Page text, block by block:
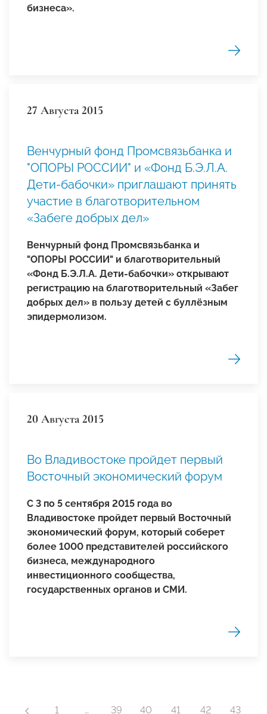
бизнеса».
27 Августа 2015
Венчурный фонд Промсвязьбанка и
"ОПОРЫ РОССИИ" и «Фонд Б.Э.Л.А.
Дети-бабочки» приглашают принять
участие в благотворительном
«Забеге добрых дел»
Венчурный фонд Промсвязьбанка и
"ОПОРЫ РОССИИ" и благотворительный
«Фонд Б.Э.Л.А. Дети-бабочки» открывают
регистрацию на благотворительный «Забег
добрых дел» в пользу детей с буллёзным
эпидермолизом.
20 Августа 2015
Во Владивостоке пройдет первый
Восточный экономический форум
С 3 по 5 сентября 2015 года во
Владивостоке пройдет первый Восточный
экономический форум, который соберет
более 1000 представителей российского
бизнеса, международного
инвестиционного сообщества,
государственных органов и СМИ.
1 … 39 40 41 42 43